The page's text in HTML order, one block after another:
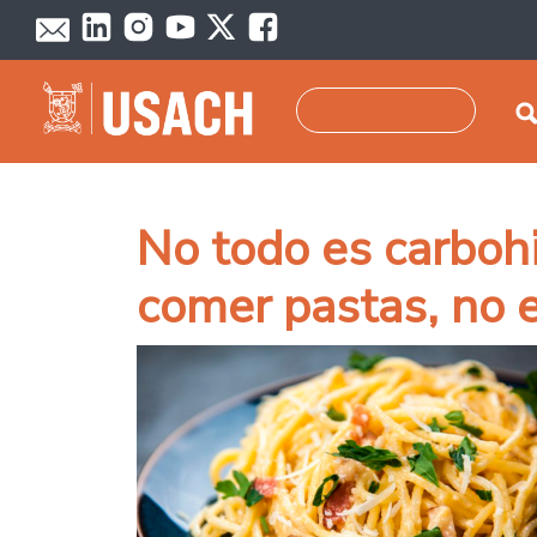
Pasar al contenido principal
No todo es
comer pastas, no